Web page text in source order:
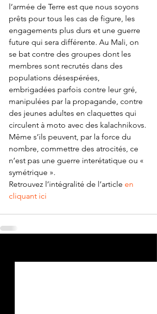
l’armée de Terre est que nous soyons
prêts pour tous les cas de figure, les
engagements plus durs et une guerre
future qui sera différente. Au Mali, on
se bat contre des groupes dont les
membres sont recrutés dans des
populations désespérées,
embrigadées parfois contre leur gré,
manipulées par la propagande, contre
des jeunes adultes en claquettes qui
circulent à moto avec des kalachnikovs.
Même s’ils peuvent, par la force du
nombre, commettre des atrocités, ce
n’est pas une guerre interétatique ou «
symétrique ».
Retrouvez l’intégralité de l’article en
cliquant ici